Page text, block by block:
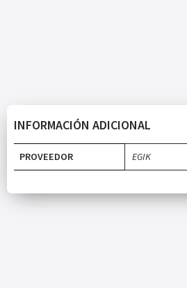
INFORMACIÓN ADICIONAL
PROVEEDOR EGIK